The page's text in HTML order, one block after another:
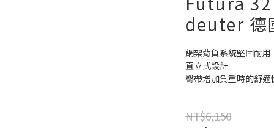
deuter 德
網架背負系統堅固耐用
直立式設計
臀帶增加負重時的舒適
NT$6,150